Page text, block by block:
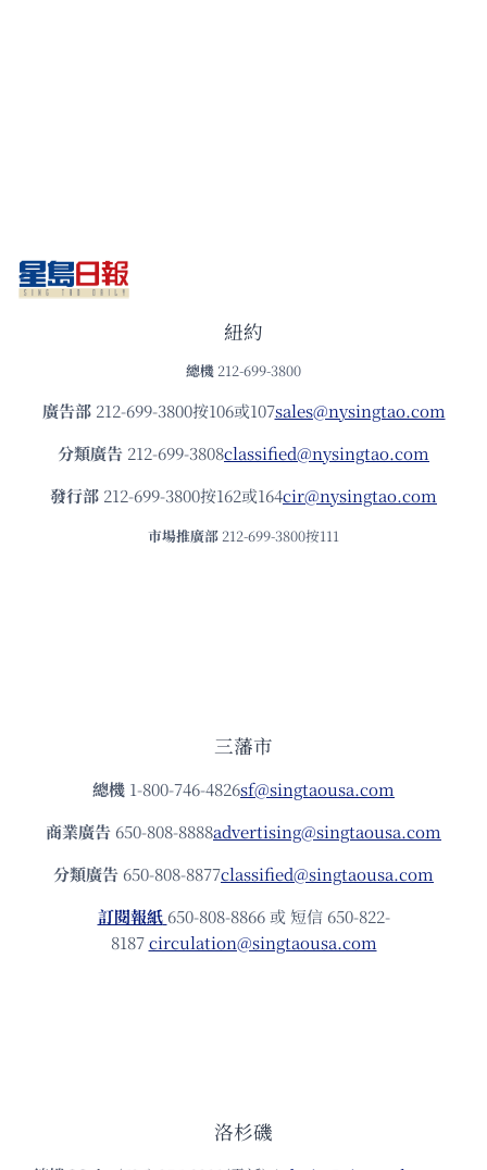
紐約
總機 212-699-3800
廣告部212-699-3800按106或107sales@nysingtao.com
分類廣告 212-699-3808classified@nysingtao.com
發⾏部 212-699-3800按162或164cir@nysingtao.com
市場推廣部 212-699-3800按111
三藩市
總機 1-800-746-4826sf@singtaousa.com
商業廣告 650-808-8888advertising@singtaousa.com
分類廣告 650-808-8877classified@singtaousa.com
訂閱報紙 650-808-8866 或 短信 650-822-
8187circulation@singtaousa.com
洛杉磯